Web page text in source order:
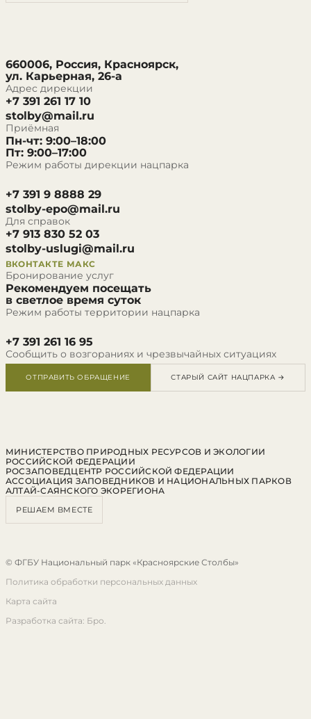
660006, Россия, Красноярск,
ул. Карьерная, 26-а
Адрес дирекции
+7 391 261 17 10
stolby@mail.ru
Приёмная
Пн-чт: 9:00–18:00
Пт: 9:00–17:00
Режим работы дирекции нацпарка
+7 391 9 8888 29
stolby-epo@mail.ru
Для справок
+7 913 830 52 03
stolby-uslugi@mail.ru
ВКОНТАКТЕ МАКС
Бронирование услуг
Рекомендуем посещать
в светлое время суток
Режим работы территории нацпарка
+7 391 261 16 95
Сообщить о возгораниях и чрезвычайных ситуациях
ОТПРАВИТЬ ОБРАЩЕНИЕ СТАРЫЙ САЙТ НАЦПАРКА →
МИНИСТЕРСТВО ПРИРОДНЫХ РЕСУРСОВ И ЭКОЛОГИИ
РОССИЙСКОЙ ФЕДЕРАЦИИ
РОСЗАПОВЕДЦЕНТР РОССИЙСКОЙ ФЕДЕРАЦИИ
АССОЦИАЦИЯ ЗАПОВЕДНИКОВ И НАЦИОНАЛЬНЫХ ПАРКОВ
АЛТАЙ-САЯНСКОГО ЭКОРЕГИОНА
РЕШАЕМ ВМЕСТЕ
© ФГБУ Национальный парк «Красноярские Столбы»
Политика обработки персональных данных
Карта сайта
Разработка сайта: Бро.